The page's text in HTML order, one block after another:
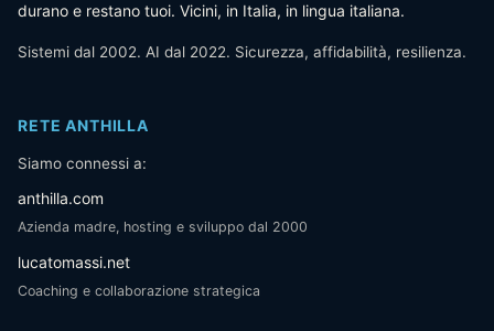
durano e restano tuoi. Vicini, in Italia, in lingua italiana.
Sistemi dal 2002. AI dal 2022. Sicurezza, affidabilità, resilienza.
RETE ANTHILLA
Siamo connessi a:
anthilla.com
Azienda madre, hosting e sviluppo dal 2000
lucatomassi.net
Coaching e collaborazione strategica